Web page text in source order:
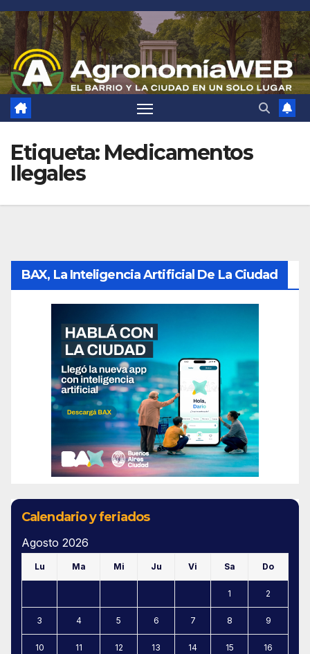
Saltar
al
contenido
Etiqueta: Medicamentos
Ilegales
BAX, La Inteligencia Artificial De La Ciudad
Calendario y feriados
Agosto 2026
Lu Ma Mi Ju Vi Sa Do
1 2
3 4 5 6 7 8 9
10 11 12 13 14 15 16